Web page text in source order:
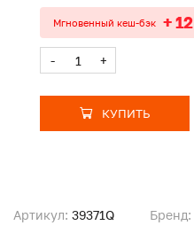
Артикул: 39371Q Бренд:
Мгновенный кеш-бэк + 12
- +
КУПИТЬ